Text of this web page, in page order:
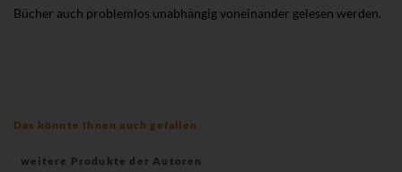
Bücher auch problemlos unabhängig voneinander gelesen werden.
Das könnte Ihnen auch gefallen
weitere Produkte der Autoren